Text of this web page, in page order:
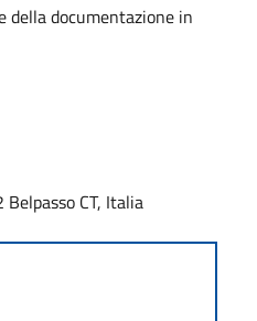
della documentazione in
CT, Italia